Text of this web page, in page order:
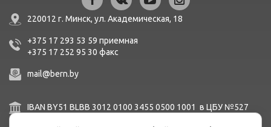
220012 г. Минск, ул. Академическая, 18
+375 17 293 53 59 приемная
+375 17 252 95 30 факc
mail@bern.by
IBAN BY51 BLBB 3012 0100 3455 0500 1001 в ЦБУ №527